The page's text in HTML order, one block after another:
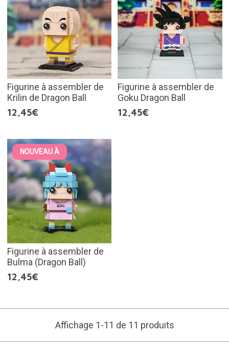
Figurine à assembler de
Krilin de Dragon Ball
12,45€
Figurine à assembler de
Goku Dragon Ball
12,45€
NOUVEAU À
Figurine à assembler de
Bulma (Dragon Ball)
12,45€
Affichage 1-11 de 11 produits